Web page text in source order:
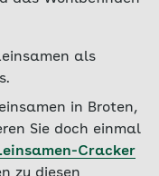
als
in Broten,
Sie doch einmal
Cracker